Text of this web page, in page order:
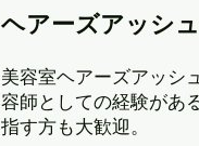
ヘアーズアッシ
美容室ヘアーズアッシ
容師としての経験があ
指す方も大歓迎。